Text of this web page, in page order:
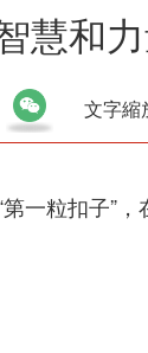
慧和
文字縮
一粒扣子”，